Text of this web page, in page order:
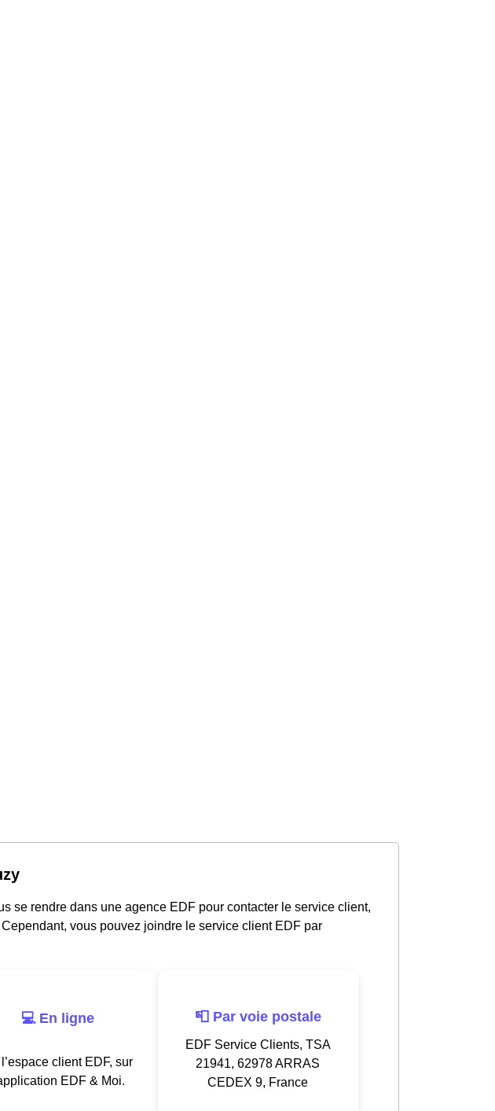
se rendre dans une agence EDF pour contacter le service client,
vous pouvez joindre le service client EDF par
💻 En ligne
client EDF, sur
EDF & Moi.
📮 Par voie postale
EDF Service Clients, TSA
21941, 62978 ARRAS
CEDEX 9, France